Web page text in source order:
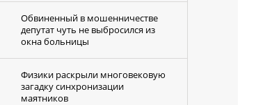
Обвиненный в мошенничестве
депутат чуть не выбросился из
окна больницы
Физики раскрыли многовековую
загадку синхронизации
маятников